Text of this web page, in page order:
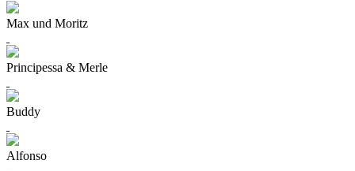
Max und Moritz
Principessa & Merle
Buddy
Alfonso